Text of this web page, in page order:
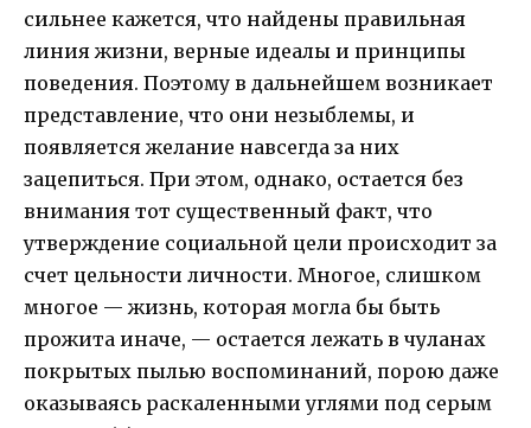
сильнее кажется, что найдены правильная
линия жизни, верные идеалы и принципы
поведения. Поэтому в дальнейшем возникает
представление, что они незыблемы, и
появляется желание навсегда за них
зацепиться. При этом, однако, остается без
внимания тот существенный факт, что
утверждение социальной цели происходит за
счет цельности личности. Многое, слишком
многое — жизнь, которая могла бы быть
прожита иначе, — остается лежать в чуланах
покрытых пылью воспоминаний, порою даже
оказываясь раскаленными углями под серым